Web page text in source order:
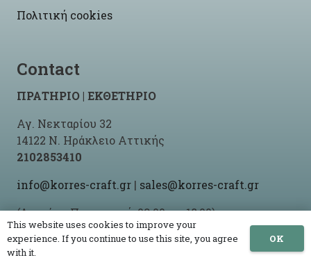
Πολιτική cookies
Contact
ΠΡΑΤΗΡΙΟ | ΕΚΘΕΤΗΡΙΟ
Αγ. Νεκταρίου 32
14122 Ν. Ηράκλειο Αττικής
2102853410
info@korres-craft.gr | sales@korres-craft.gr
(Δευτέρα-Παρασκευή: 09:00 ως 18:00)
Site-Up
This website uses cookies to improve your
experience. If you continue to use this site, you agree
with it.
OK